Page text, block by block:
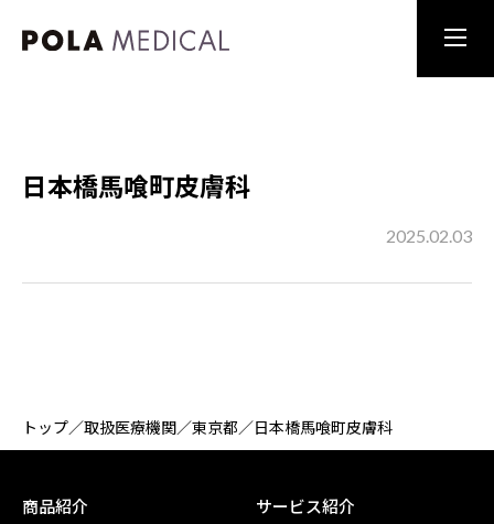
日本橋馬喰町皮膚科
2025.02.03
トップ／取扱医療機関／東京都／日本橋馬喰町皮膚科
商品紹介 サービス紹介